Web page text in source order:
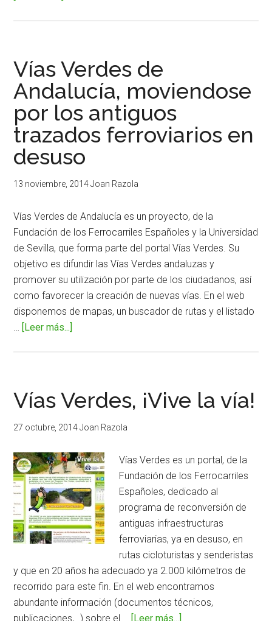
2015,
100
kilómetros
solidarios
en
Girona
y
Vías Verdes de
Andalucía, moviendose
por los antiguos
trazados ferroviarios en
desuso
13 noviembre, 2014 Joan Razola
Vías Verdes de Andalucía es un proyecto, de la
Fundación de los Ferrocarriles Españoles y la Universidad
de Sevilla, que forma parte del portal Vías Verdes. Su
objetivo es difundir las Vías Verdes andaluzas y
promover su utilización por parte de los ciudadanos, así
como favorecer la creación de nuevas vías. En el web
disponemos de mapas, un buscador de rutas y el listado
… [Leer más...]
Andalucía,
moviendose
por
antiguos
trazados
ferroviarios
en
desuso
Vías Verdes, ¡Vive la vía!
27 octubre, 2014 Joan Razola
Vías Verdes es un portal, de la
Fundación de los Ferrocarriles
Españoles, dedicado al
programa de reconversión de
antiguas infraestructuras
ferroviarias, ya en desuso, en
rutas cicloturistas y senderistas
y que en 20 años ha adecuado ya 2.000 kilómetros de
recorrido para este fin. En el web encontramos
abundante información (documentos técnicos,
publicaciones,…) sobre el … [Leer más...]